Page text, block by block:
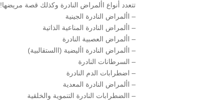
تتعدد أنواع األمراض النادرة وكذلك قصة مريضها!
– األمراض النادرة الجينية
– األمراض النادرة المناعية الذاتية
– األمراض العصبية النادرة
– األمراض النادرة األيضية (االستقالبية)
– السرطانات النادرة
– اضطرابات الدم النادرة
– األمراض النادرة المعدية
– االضطرابات النادرة التنموية والخلقية